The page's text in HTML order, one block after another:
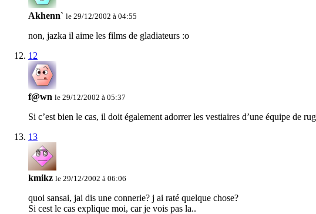
Akhenn` le 29/12/2002 à 04:55
non, jazka il aime les films de gladiateurs :o
12
f@wn le 29/12/2002 à 05:37
Si c’est bien le cas, il doit également adorrer les vestiaires d’une équipe de
13
kmikz le 29/12/2002 à 06:06
quoi sansai, jai dis une connerie? j ai raté quelque chose?
Si cest le cas explique moi, car je vois pas la..